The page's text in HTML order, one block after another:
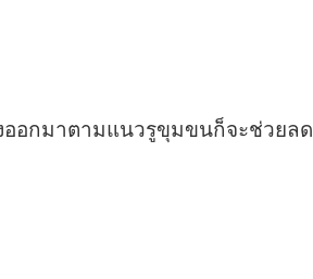
ออกมาตามแนวรูขุมขนก็จะช่วยลด